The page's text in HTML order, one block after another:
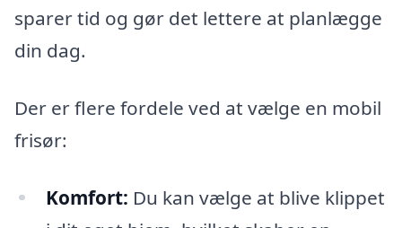
sparer tid og gør det lettere at planlægge
din dag.
Der er flere fordele ved at vælge en mobil
frisør:
Komfort: Du kan vælge at blive klippet